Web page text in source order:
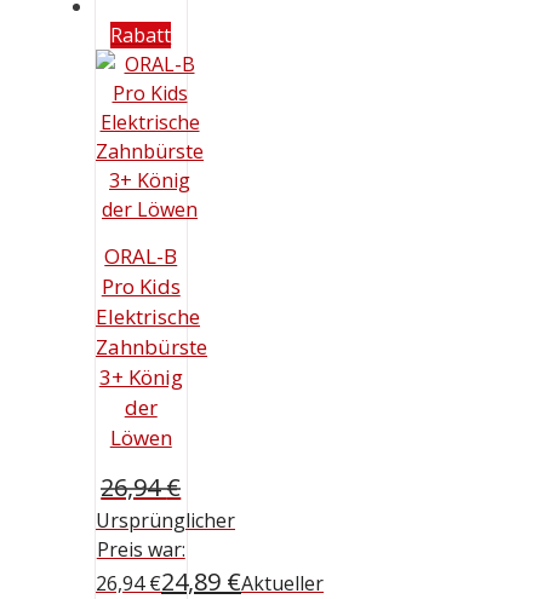
Rabatt
ORAL-B
Pro Kids
Elektrische
Zahnbürste
3+ König
der
Löwen
26,94€
Ursprünglicher
Preis war:
26,94 €24,89 €Aktueller